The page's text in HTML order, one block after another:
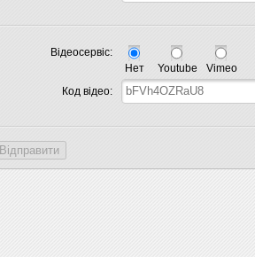
Відеосервіс:
Нет
Youtube
Vimeo
Код відео:
Відправити